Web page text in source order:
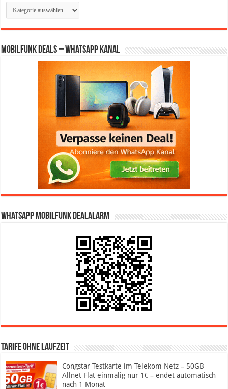
Kategorien
Mobilfunk Deals – WhatsApp Kanal
WhatsApp Mobilfunk DealAlarm
Tarife ohne Laufzeit
Congstar Testkarte im Telekom Netz – 50GB
Allnet Flat einmalig nur 1€ – endet automatisch
nach 1 Monat